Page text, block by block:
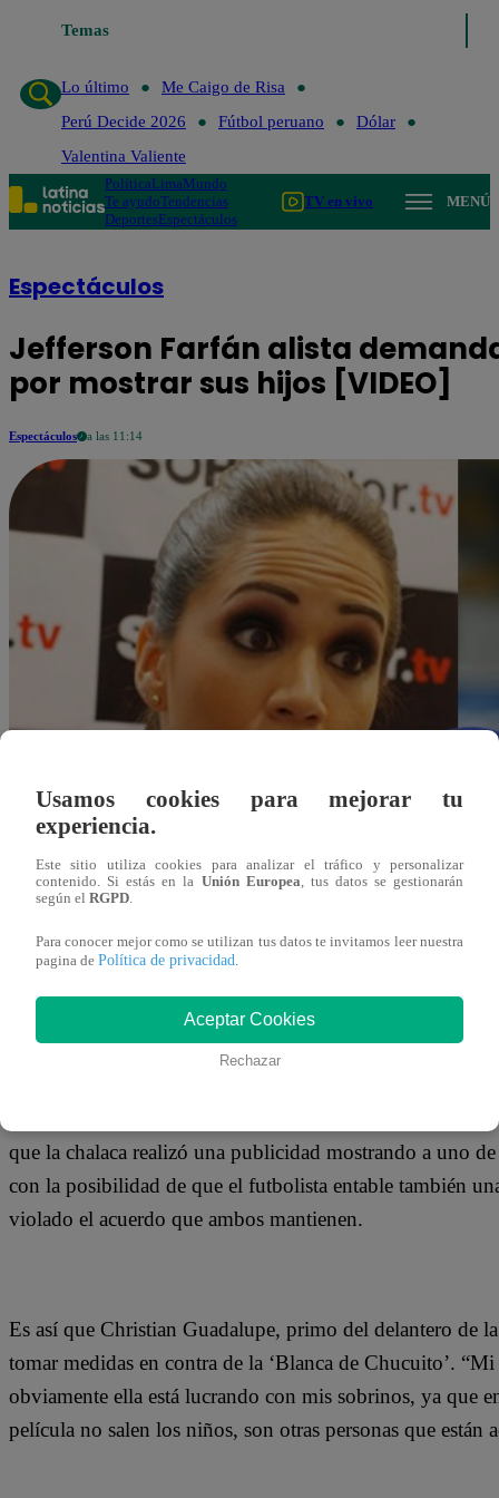
Temas
Lo último
Lo último
Me Caigo de Risa
Perú Decide 2026
Fútbol peruano
Dólar
Valentina Valiente
PolíticaLimaMundo
Te ayudoTendencias
DeportesEspectáculos
TV en vivo MENÚ
Espectáculos
Jefferson Farfán alista
por mostrar sus hijos [VIDEO]
Espectáculos a las 11:14
mostrado a sus hijos en su película, ‘La Foquita; El 10
que la chalaca realizó una publicidad mostrando a uno
con la posibilidad de que el futbolista entable también
violado el acuerdo que ambos mantienen.
Es así que Christian Guadalupe, primo del delantero de
tomar medidas en contra de la ‘Blanca de Chucuito’.
obviamente ella está lucrando con mis sobrinos, ya que
película no salen los niños, son otras personas que
Usamos cookies para mejorar tu
experiencia.
Este sitio utiliza cookies para analizar el tráfico y personalizar
contenido. Si estás en la Unión Europea , tus datos se gestionarán
según el RGPD
Para conocer mejor como se utilizan tus datos te invitamos leer nuestra
pagina de Política de privacidad
Aceptar Cookies
Rechazar